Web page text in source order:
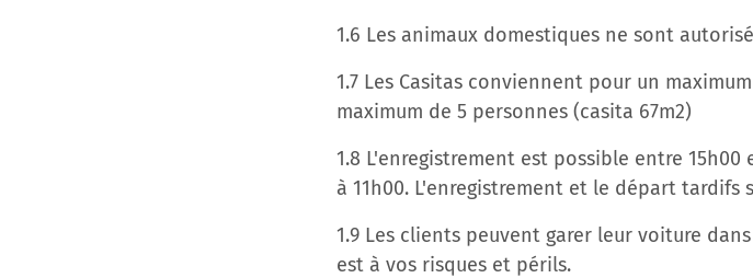
1.6 Les animaux domestiques ne sont
1.7 Les Casitas conviennent pour un
maximum de 5 personnes (casita 67m2)
1.8 L'enregistrement est possible entre
à 11h00. L'enregistrement et le départ
1.9 Les clients peuvent garer leur voiture
est à vos risques et périls.